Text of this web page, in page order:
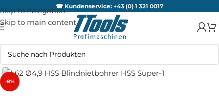
Skip to navigation
Skip to main content
☎ Kundenservice: +43 (0) 1 321 0017
-8%